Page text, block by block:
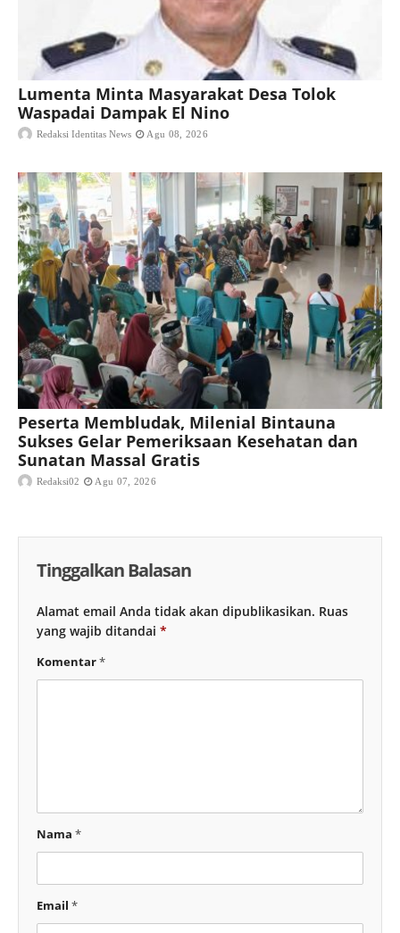
Lumenta Minta Masyarakat Desa Tolok
Waspadai Dampak El Nino
Redaksi Identitas News Agu 08, 2026
Peserta Membludak, Milenial Bintauna
Sukses Gelar Pemeriksaan Kesehatan dan
Sunatan Massal Gratis
Redaksi02 Agu 07, 2026
Tinggalkan Balasan
Alamat email Anda tidak akan dipublikasikan. Ruas
yang wajib ditandai *
Komentar*
Nama *
Email *